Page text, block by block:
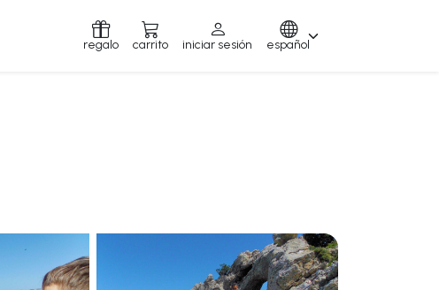
regalo carrito iniciar sesión español